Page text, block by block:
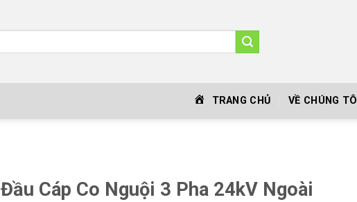
TRANG CHỦ VỀ CHÚNG TÔI
Đầu Cáp Co Nguội 3 Pha 24kV Ngoài